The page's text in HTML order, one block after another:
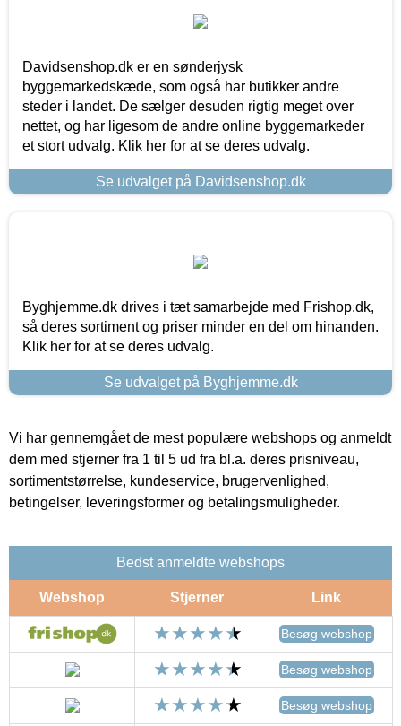
Davidsenshop.dk er en sønderjysk
byggemarkedskæde, som også har butikker andre
steder i landet. De sælger desuden rigtig meget over
nettet, og har ligesom de andre online byggemarkeder
et stort udvalg. Klik her for at se deres udvalg.
Se udvalget på Davidsenshop.dk
Byghjemme.dk drives i tæt samarbejde med Frishop.dk,
så deres sortiment og priser minder en del om hinanden.
Klik her for at se deres udvalg.
Se udvalget på Byghjemme.dk
Vi har gennemgået de mest populære webshops og anmeldt
dem med stjerner fra 1 til 5 ud fra bl.a. deres prisniveau,
sortimentstørrelse, kundeservice, brugervenlighed,
betingelser, leveringsformer og betalingsmuligheder.
Bedst anmeldte webshops
Webshop Stjerner Link
Besøg webshop
Besøg webshop
Besøg webshop